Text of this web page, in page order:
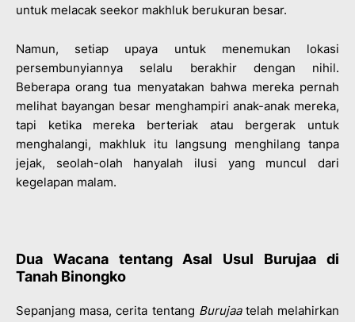
untuk melacak seekor makhluk berukuran besar.
Namun, setiap upaya untuk menemukan lokasi
persembunyiannya selalu berakhir dengan nihil.
Beberapa orang tua menyatakan bahwa mereka pernah
melihat bayangan besar menghampiri anak-anak mereka,
tapi ketika mereka berteriak atau bergerak untuk
menghalangi, makhluk itu langsung menghilang tanpa
jejak, seolah-olah hanyalah ilusi yang muncul dari
kegelapan malam.
Dua Wacana tentang Asal Usul Burujaa di
Tanah Binongko
Sepanjang masa, cerita tentang Burujaatelah melahirkan